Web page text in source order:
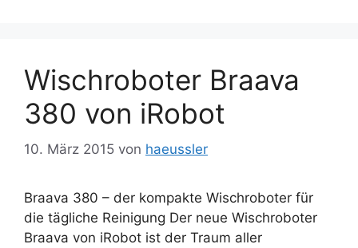
Wischroboter Braava
380 von iRobot
10. März 2015 von haeussler
Braava 380 – der kompakte Wischroboter für
die tägliche Reinigung Der neue Wischroboter
Braava von iRobot ist der Traum aller